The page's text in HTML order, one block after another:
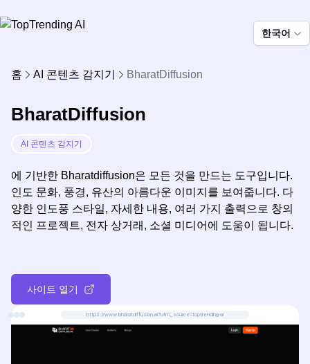
한국어
홈 AI 콘텐츠 감지기 BharatDiffusion
BharatDiffusion
AI 콘텐츠 감지기
에 기반한 Bharatdiffusion은 모든 것을 만드는 도구입니다.
인도 문화, 풍경, 유산의 아름다운 이미지를 보여줍니다. 다
양한 인도풍 스타일, 자세한 내용, 여러 가지 출력으로 창의
적인 프로젝트, 전자 상거래, 소셜 미디어에 도움이 됩니다.
사이트 열기
https://www.bharatdiffusion.ai?utm_source=toptrending-ai